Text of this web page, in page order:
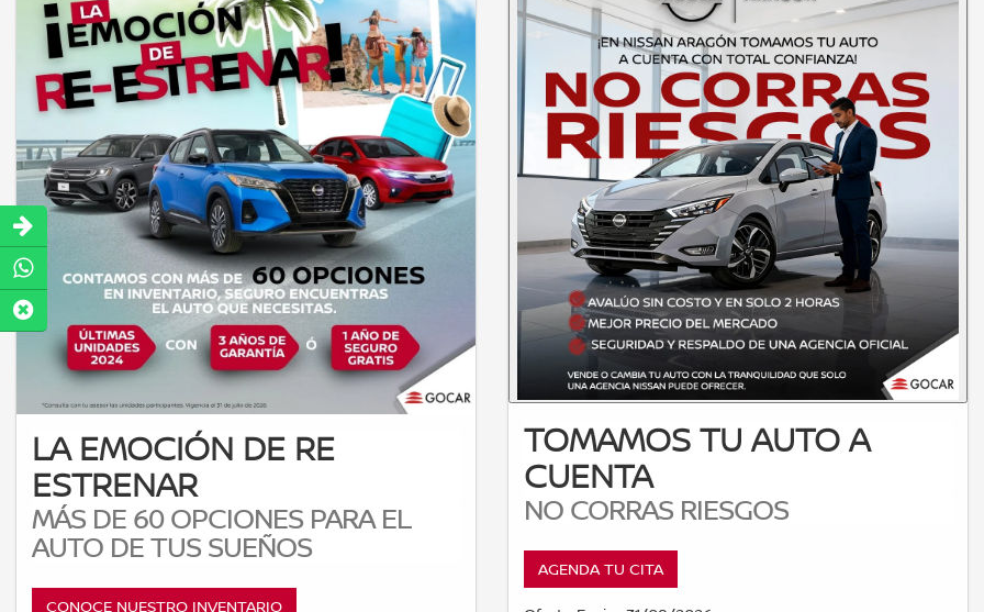
LA EMOCIÓN DE RE
ESTRENAR
MÁS DE 60 OPCIONES PARA EL
AUTO DE TUS SUEÑOS
CONOCE NUESTRO INVENTARIO
TOMAMOS TU AUTO A
CUENTA
NO CORRAS RIESGOS
AGENDA TU CITA